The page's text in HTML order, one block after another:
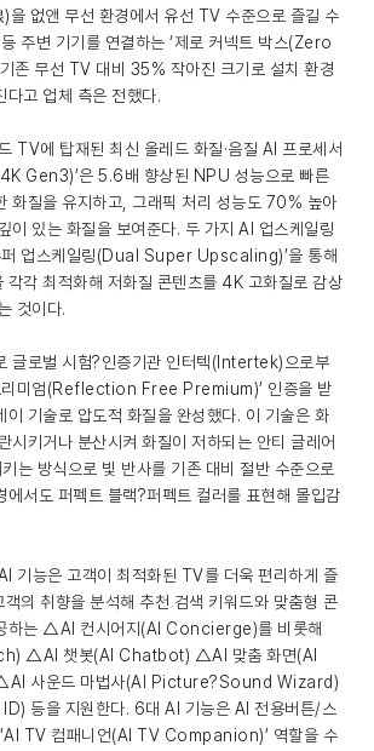
을 없앤 무선 환경에서 유선 TV 수준으로 즐길 수
주변 기기를 연결하는 ‘제로 커넥트 박스(Zero
무선 TV 대비 35% 작아진 크기로 설치 환경
다고 업체 측은 전했다.
TV에 탑재된 최신 올레드 화질·음질 AI 프로세서
Gen3)’은 5.6배 향상된 NPU 성능으로 빠른
화질을 유지하고, 그래픽 처리 성능도 70% 높아
이 있는 화질을 보여준다. 두 가지 AI 업스케일링
퍼 업스케일링(Dual Super Upscaling)’을 통해
각각 최적화해 저화질 콘텐츠를 4K 고화질로 감상
것이다.
글로벌 시험?인증기관 인터텍(Intertek)으로부
리미엄(Reflection Free Premium)’ 인증을 받
이 기술로 압도적 화질을 완성했다. 이 기술은 화
시키거나 분산시켜 화질이 저하되는 안티 글레어
는 방식으로 빛 반사를 기존 대비 절반 수준으로
에서도 퍼펙트 블랙?퍼펙트 컬러를 표현해 몰입감
기능은 고객이 최적화된 TV를 더욱 편리하게 즐
객의 취향을 분석해 추천 검색 키워드와 맞춤형 콘
하는 △AI 컨시어지(AI Concierge)를 비롯해
△AI 챗봇(AI Chatbot) △AI 맞춤 화면(AI
사운드 마법사(AI Picture?Sound Wizard)
등을 지원한다. 6대 AI 기능은 AI 전용버튼/스
TV 컴패니언(AI TV Companion)’ 역할을 수